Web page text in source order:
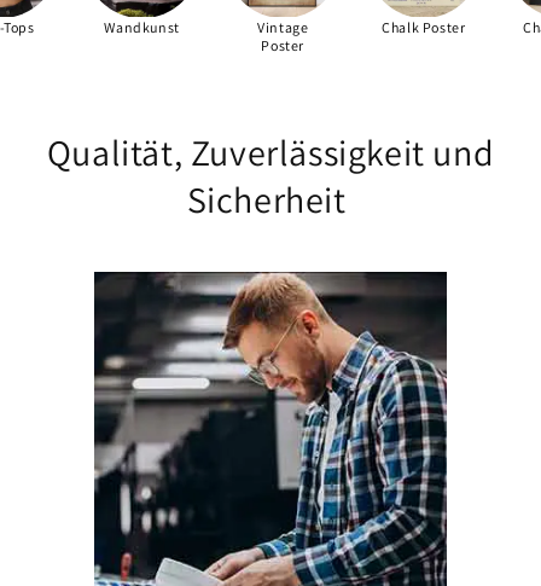
Wandkunst
Vintage
Poster
Chalk Poster
Qualität, Zuverlässigkeit und
Sicherheit